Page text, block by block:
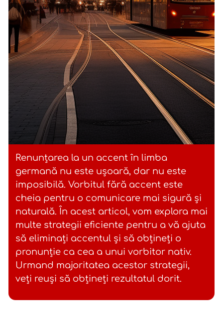
Renunțarea la un accent în limba
germană nu este ușoară, dar nu este
imposibilă. Vorbitul fără accent este
cheia pentru o comunicare mai sigură și
naturală. În acest articol, vom explora mai
multe strategii eficiente pentru a vă ajuta
să eliminați accentul și să obțineți o
pronunție ca cea a unui vorbitor nativ.
Urmand majoritatea acestor strategii,
veți reuși să obțineți rezultatul dorit.